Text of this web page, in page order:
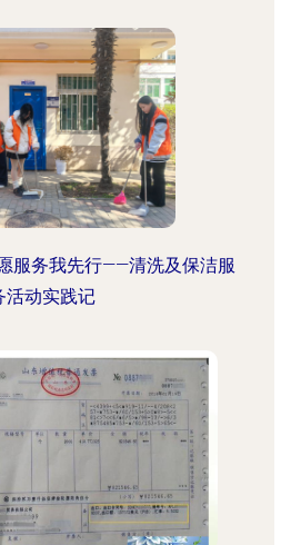
服务我先行——清洗及保洁服
活动实践记